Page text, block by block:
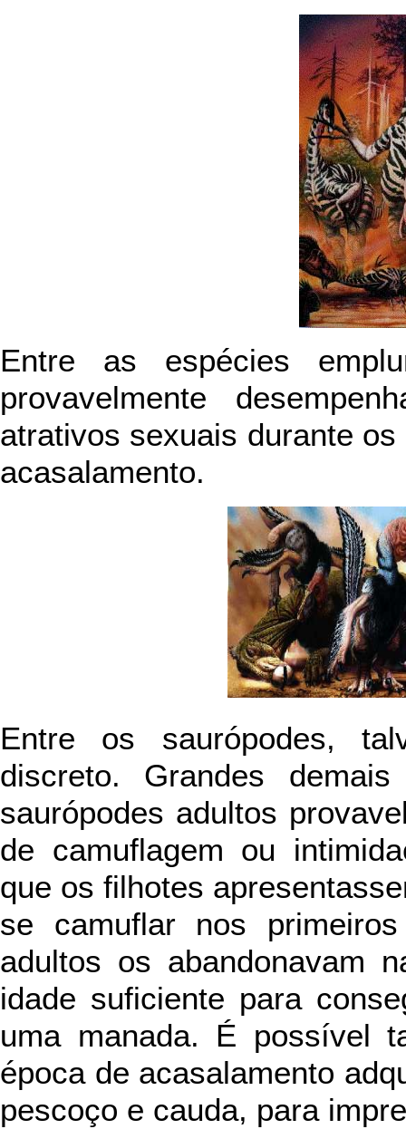
Entre as espécies
provavelmente
atrativos sexuais durante
acasalamento.
Entre os saurópodes,
discreto. Grandes
saurópodes adultos
de camuflagem ou
que os filhotes
se camuflar nos
adultos os abandonavam
idade suficiente para
uma manada. É possível
época de acasalamento
pescoço e cauda, para